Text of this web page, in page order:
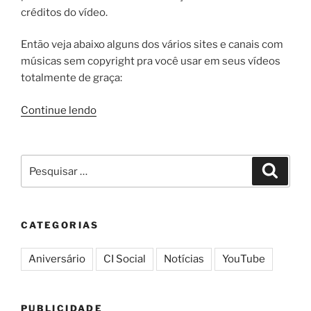
créditos do vídeo.
Então veja abaixo alguns dos vários sites e canais com
músicas sem copyright pra você usar em seus vídeos
totalmente de graça:
Continue lendo“Músicas
5
sem
Autorais
por:
CATEGORIAS
Aniversário CI Social Notícias YouTube
PUBLICIDADE